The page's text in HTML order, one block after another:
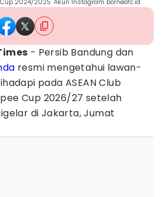
- Persib Bandung dan
resmi mengetahui lawan-
pada ASEAN Club
Cup 2026/27 setelah
di Jakarta, Jumat